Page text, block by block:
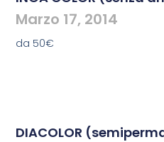
Marzo 17, 2014
da 50€
DIACOLOR